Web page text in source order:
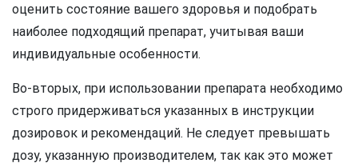
оценить состояние вашего здоровья и подобрать
наиболее подходящий препарат, учитывая ваши
индивидуальные особенности.
Во-вторых, при использовании препарата необходимо
строго придерживаться указанных в инструкции
дозировок и рекомендаций. Не следует превышать
дозу, указанную производителем, так как это может